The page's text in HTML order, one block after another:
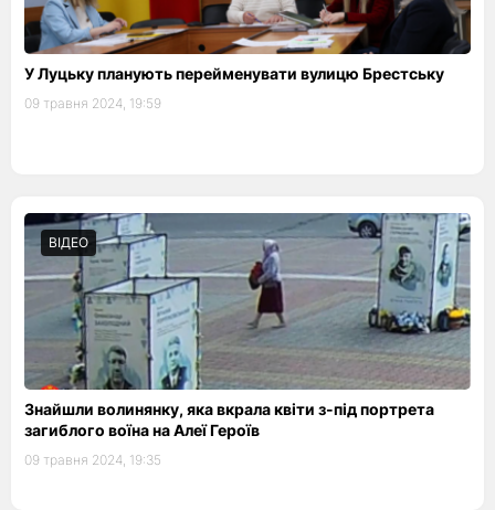
У Луцьку планують перейменувати вулицю Брестську
09 травня 2024, 19:59
ВІДЕО
Знайшли волинянку, яка вкрала квіти з-під портрета
загиблого воїна на Алеї Героїв
09 травня 2024, 19:35